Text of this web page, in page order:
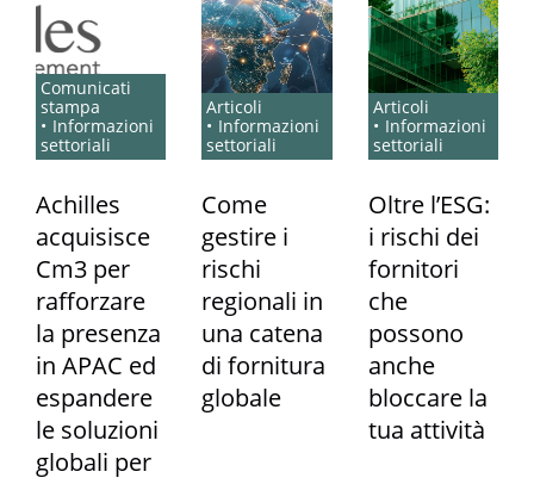
Comunicati
stampa
Informazioni
settoriali
Achilles
acquisisce
Cm3 per
rafforzare
la presenza
in APAC ed
espandere
le soluzioni
globali per
Articoli
Informazioni
settoriali
Come
gestire i
rischi
regionali in
una catena
di fornitura
globale
Articoli
Informazioni
settoriali
Oltre l’ESG:
i rischi dei
fornitori
che
possono
anche
bloccare la
tua attività